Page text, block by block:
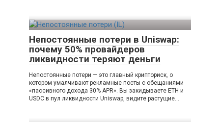
Непостоянные потери в Uniswap:
почему 50% провайдеров
ликвидности теряют деньги
Непостоянные потери — это главный крипториск, о
котором умалчивают рекламные посты с обещаниями
«пассивного дохода 30% APR». Вы закидываете ETH и
USDC в пул ликвидности Uniswap, видите растущие…